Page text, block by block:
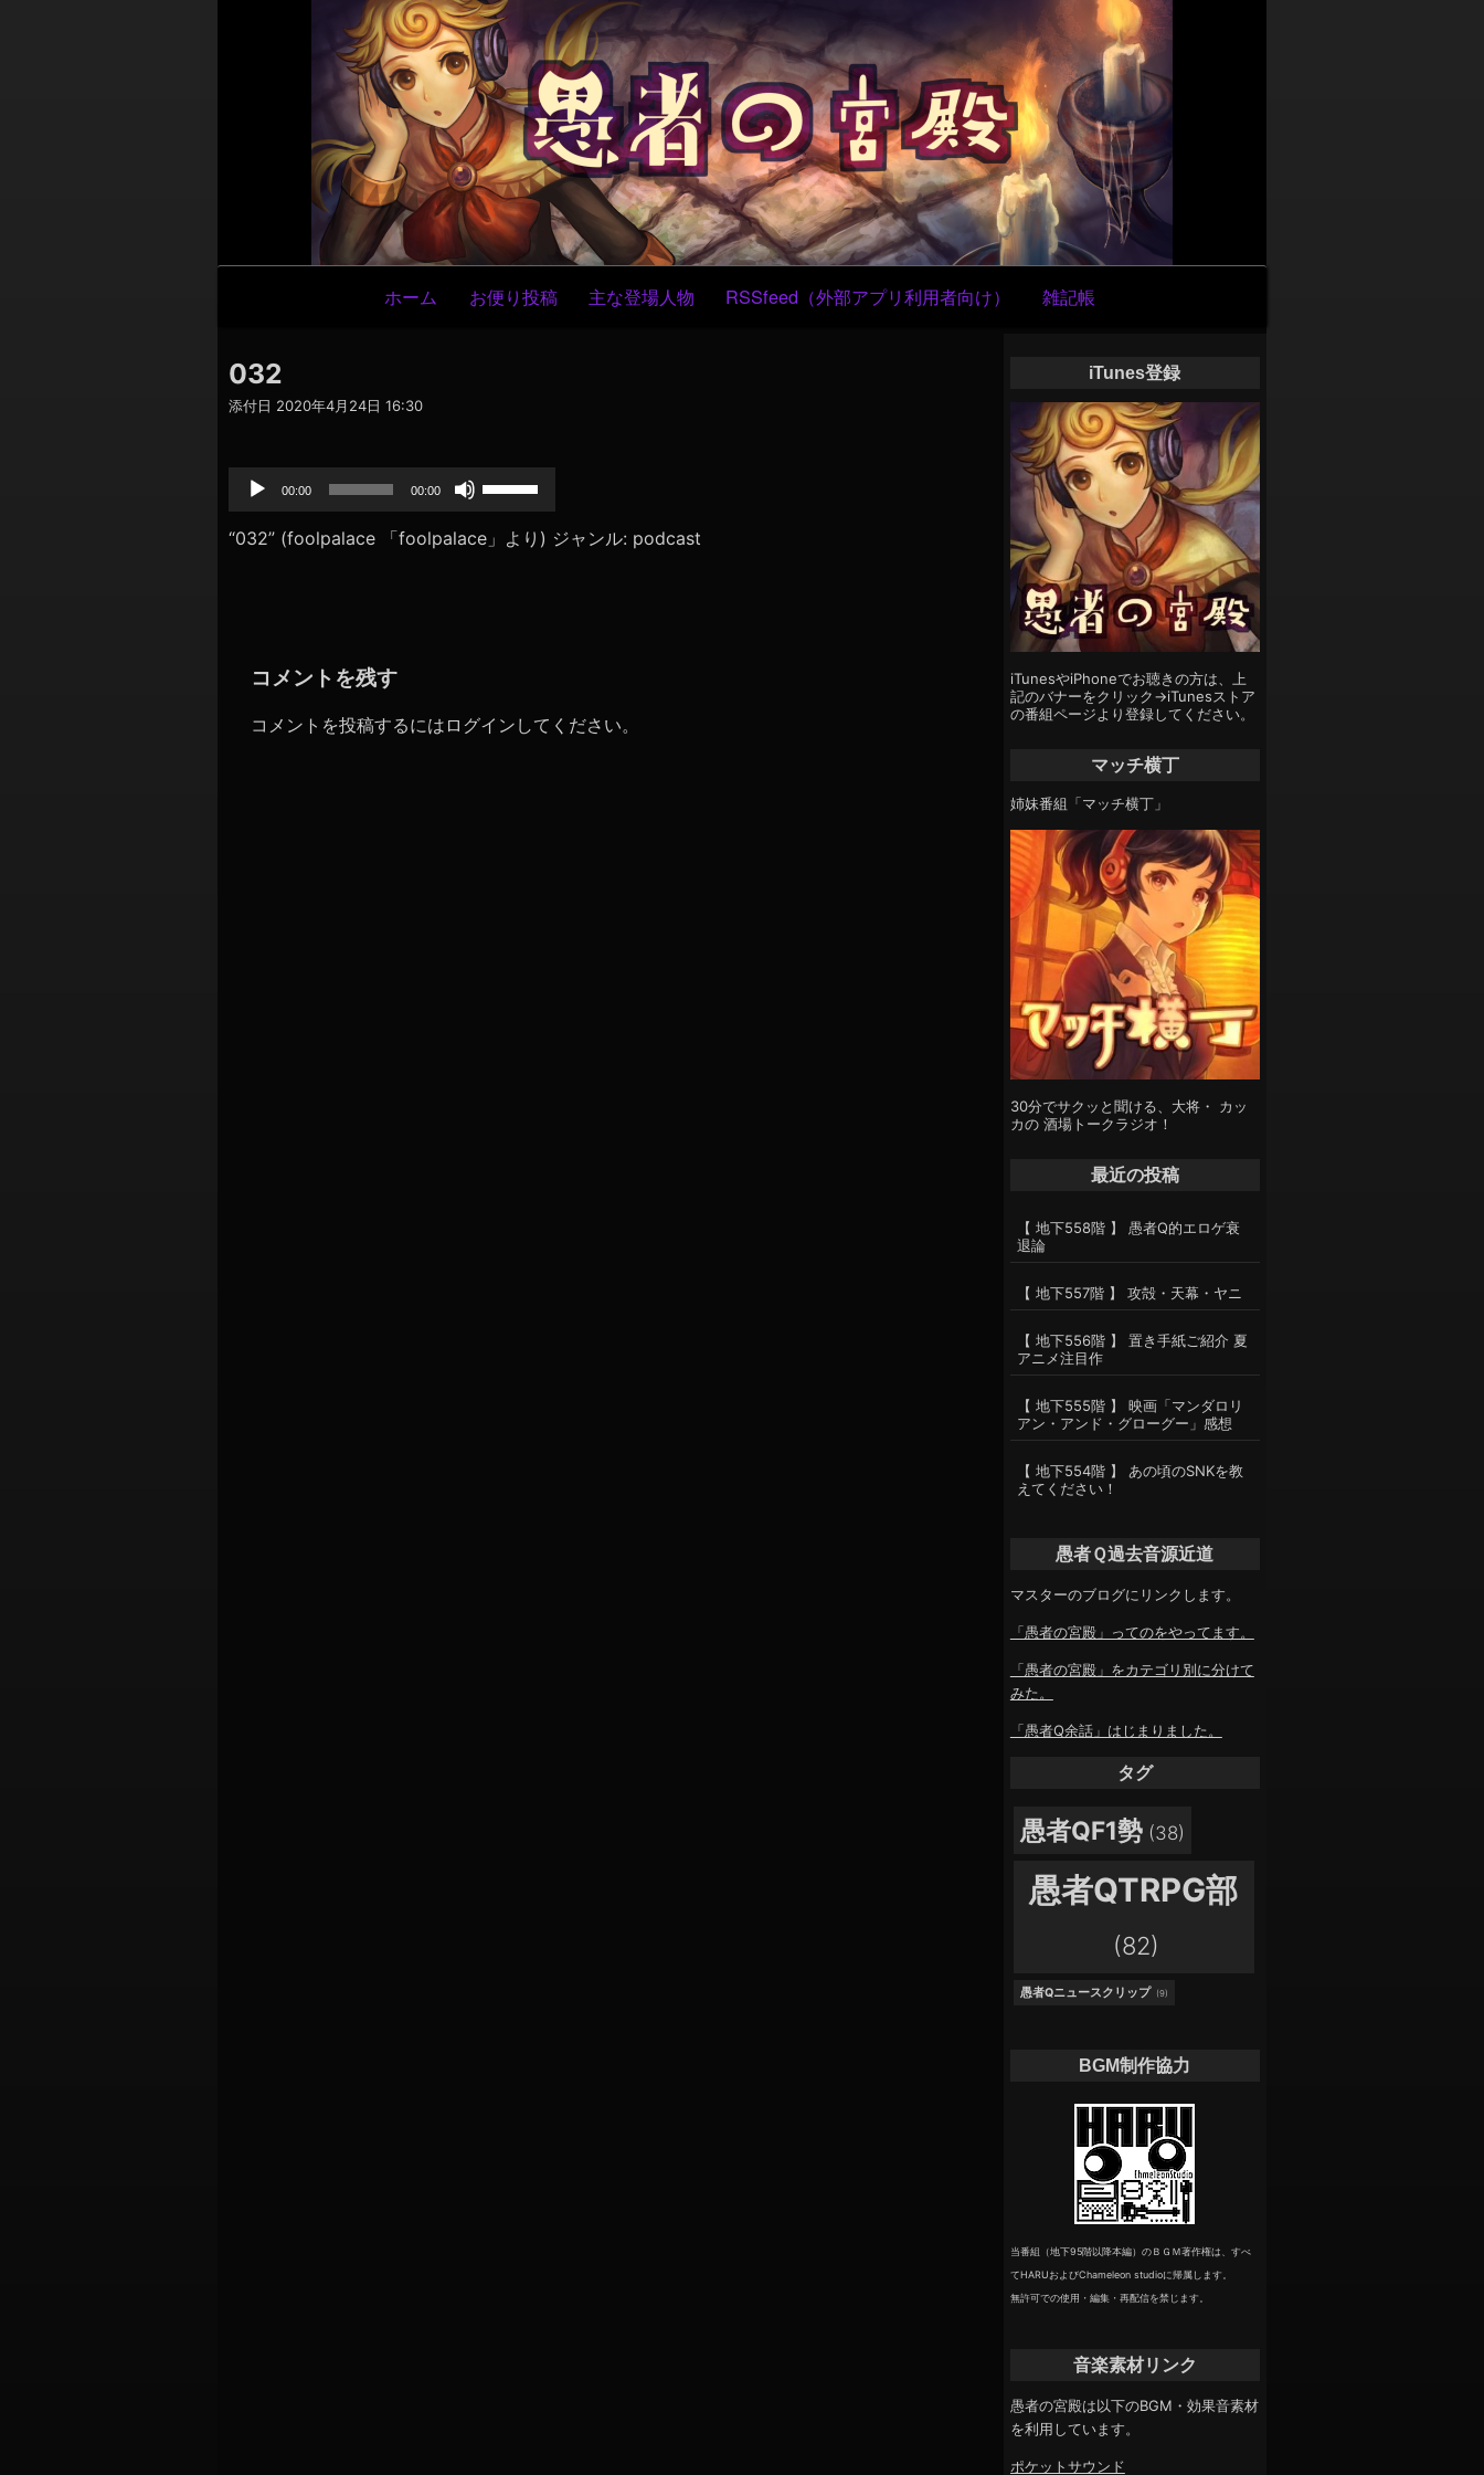
ン
テ
ン
ツ
へ
ス
キ
ッ
プ
ナ
ビ
シ
ョ
ホーム お便り投稿 主な登場人物 RSSfeed（外部アプリ利用者向け） 雑記帳
032
添付日 2020年4月24日 16:30
声
レ
ー
00:00 00:00
リ
ー
印
“032” (foolpalace 「foolpalace」より) ジャンル: podcast
コメントを残す
コメントを投稿するには ログイン してください。
iTunes登録
iTunesやiPhoneでお聴きの方は、上
記のバナーをクリック→iTunesストア
の番組ページより登録してください。
マッチ横丁
姉妹番組「マッチ横丁」
30分でサクッと聞ける、大将・ カッ
カの 酒場トークラジオ！
最近の投稿
【 地下558階 】 愚者Q的エロゲ衰
退論
【 地下557階 】 攻殻・天幕・ヤニ
【 地下556階 】 置き手紙ご紹介 夏
アニメ注目作
【 地下555階 】 映画「マンダロリ
アン・アンド・グローグー」感想
【 地下554階 】 あの頃のSNKを教
えてください！
愚者Ｑ過去音源近道
マスターのブログにリンクします。
「愚者の宮殿」ってのをやってます。
「愚者の宮殿」をカテゴリ別に分けて
みた。
「愚者Q余話」はじまりました。
タグ
愚者QF1勢 (38)
愚者QTRPG部
(82)
愚者Qニュースクリップ (9)
BGM制作協力
当番組（地下95階以降本編）のＢＧＭ著作権は、すべ
てHARUおよびChameleon studioに帰属します。
無許可での使用・編集・再配信を禁じます。
音楽素材リンク
愚者の宮殿は以下のBGM・効果音素材
を利用しています。
ポケットサウンド